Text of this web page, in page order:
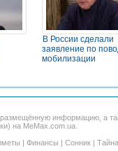
В России сделали
заявление по
мобилизации
информацию, а
на MeMax.com.ua.
| Финансы | Сонник |